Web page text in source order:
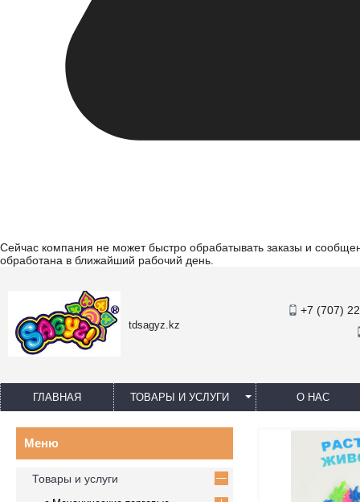
Сейчас компания не может быстро обрабатывать заказы и
обработана в ближайший рабочий день.
tdsagyz.kz
+7 (707)
ГЛАВНАЯ ТОВАРЫ И УСЛУГИ О НАС
Товары и услуги